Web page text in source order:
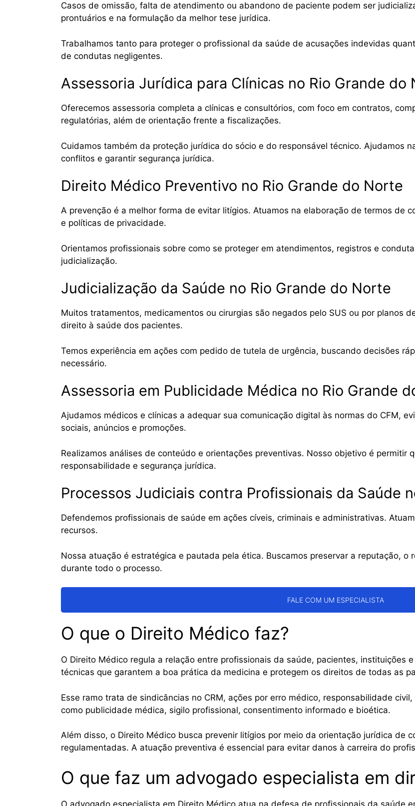
Casos de omissão, falta de atendimento ou abandono de paciente podem ser
prontuários e na formulação da melhor tese jurídica.
Trabalhamos tanto para proteger o profissional da saúde de acusações indevidas
de condutas negligentes.
Assessoria Jurídica para Clínicas no Rio Grande do
Oferecemos assessoria completa a clínicas e consultórios, com foco em contratos,
regulatórias, além de orientação frente a fiscalizações.
Cuidamos também da proteção jurídica do sócio e do responsável técnico. Ajudamos
conflitos e garantir segurança jurídica.
Direito Médico Preventivo no Rio Grande do Norte
A prevenção é a melhor forma de evitar litígios. Atuamos na elaboração de termos de
e políticas de privacidade.
Orientamos profissionais sobre como se proteger em atendimentos, registros e
judicialização.
Judicialização da Saúde no Rio Grande do Norte
Muitos tratamentos, medicamentos ou cirurgias são negados pelo SUS ou por planos
direito à saúde dos pacientes.
Temos experiência em ações com pedido de tutela de urgência, buscando decisões
necessário.
Assessoria em Publicidade Médica no Rio Grande
Ajudamos médicos e clínicas a adequar sua comunicação digital às normas do CFM,
sociais, anúncios e promoções.
Realizamos análises de conteúdo e orientações preventivas. Nosso objetivo é permitir
responsabilidade e segurança jurídica.
Processos Judiciais contra Profissionais da Saúde
Defendemos profissionais de saúde em ações cíveis, criminais e administrativas.
recursos.
Nossa atuação é estratégica e pautada pela ética. Buscamos preservar a reputação,
durante todo o processo.
FALE COM UM ESPECIALISTA
O que o Direito Médico faz?
O Direito Médico regula a relação entre profissionais da saúde, pacientes, instituições
técnicas que garantem a boa prática da medicina e protegem os direitos de todas as
Esse ramo trata de sindicâncias no CRM, ações por erro médico, responsabilidade
como publicidade médica, sigilo profissional, consentimento informado e bioética.
Além disso, o Direito Médico busca prevenir litígios por meio da orientação jurídica de
regulamentadas. A atuação preventiva é essencial para evitar danos à carreira do
O que faz um advogado especialista em
O advogado especialista em Direito Médico atua na defesa de profissionais da saúde